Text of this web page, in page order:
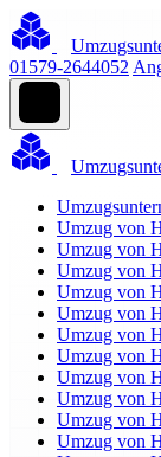
01579-2644052
Umzug von
Umzug von
Umzug von
Umzug von
Umzug von
Umzug von
Umzug von
Umzug von
Umzug von
Umzug von
Umzug von